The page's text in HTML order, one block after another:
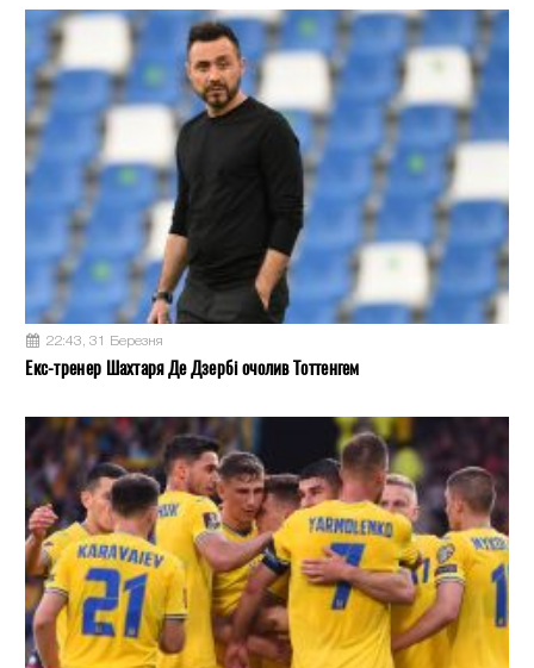
22:43, 31 Березня
Екс-тренер Шахтаря Де Дзербі очолив Тоттенгем